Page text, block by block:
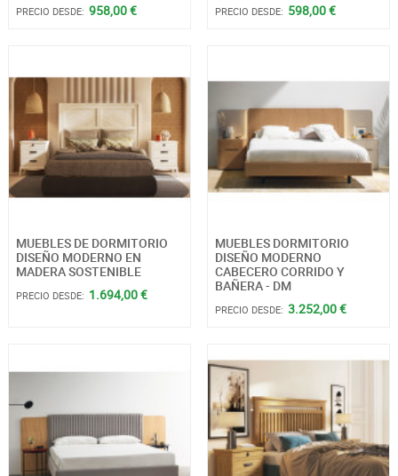
PRECIO DESDE: 958,00 € PRECIO DESDE: 598,00 €
MUEBLES DE DORMITORIO
DISEÑO MODERNO EN
MADERA SOSTENIBLE
PRECIO DESDE: 1.694,00 €
MUEBLES DORMITORIO
DISEÑO MODERNO
CABECERO CORRIDO Y
BAÑERA - DM
PRECIO DESDE: 3.252,00 €